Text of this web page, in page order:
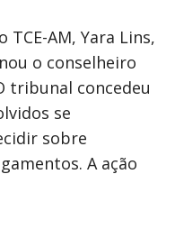
AM, Yara Lins,
o conselheiro
tribunal concedeu
se
sobre
A ação